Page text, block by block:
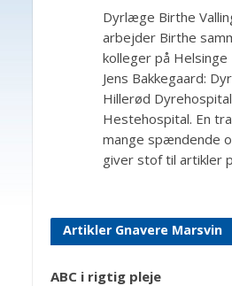
Dyrlæge Birthe
arbejder Birthe
kolleger på Helsinge
Jens Bakkegaard:
Hillerød
Hestehospital. En
mange spændende
giver stof til artikler
Artikler Gnavere Marsvin
ABC i rigtig pleje